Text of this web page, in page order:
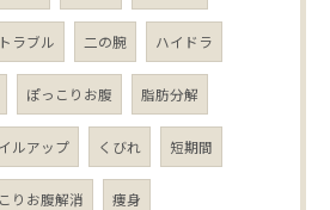
ラブル 二の腕 ハイドラ
ぽっこりお腹 脂肪分解
ルアップ くびれ 短期間
りお腹解消 痩身